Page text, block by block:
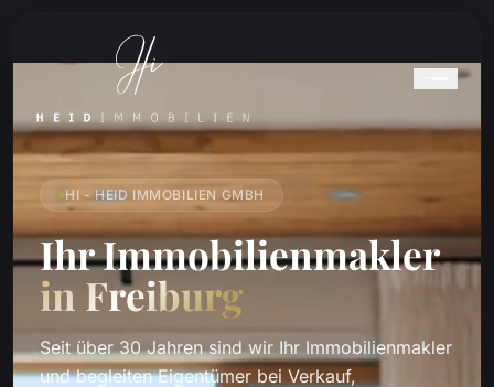
HI - HEID IMMOBILIEN GMBH
Ihr Immobilienmakler
in Freiburg
Seit über 30 Jahren sind wir Ihr Immobilienmakler
und begleiten Eigentümer bei Verkauf,